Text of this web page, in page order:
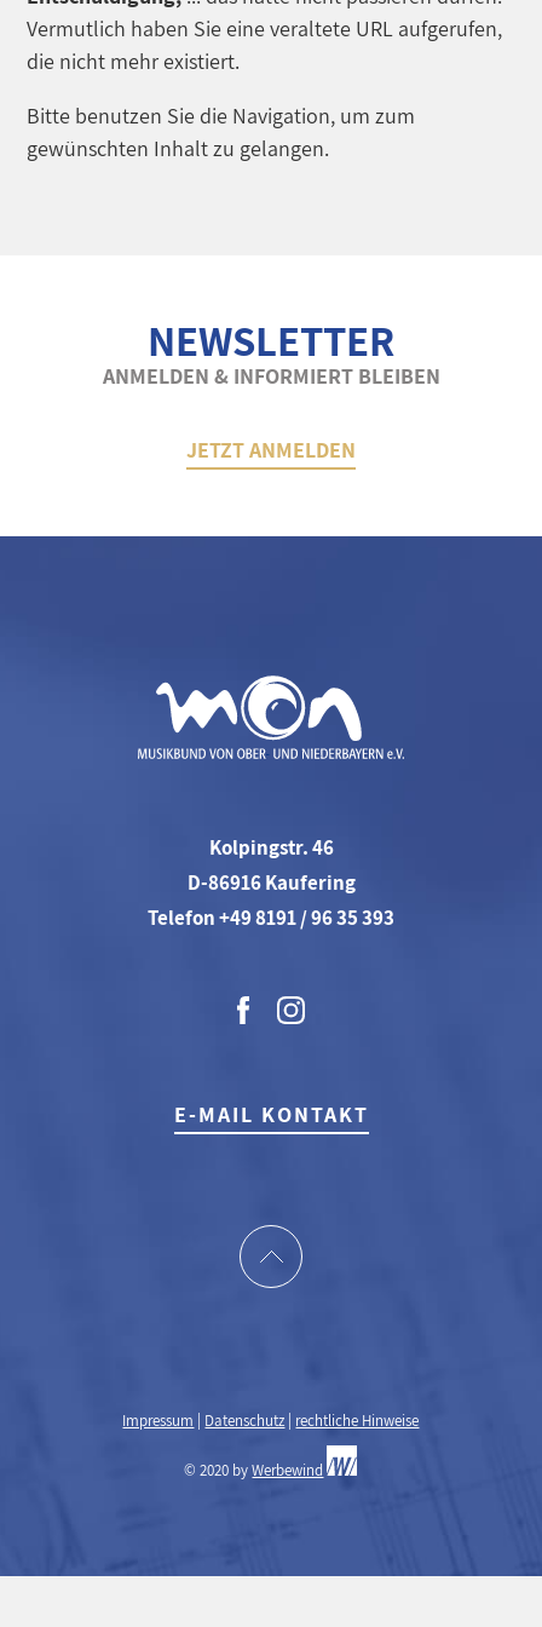
Vermutlich haben Sie eine veraltete URL aufgerufen,
die nicht mehr existiert.
Bitte benutzen Sie die Navigation, um zum
gewünschten Inhalt zu gelangen.
NEWSLETTER
ANMELDEN & INFORMIERT BLEIBEN
JETZT ANMELDEN
Kolpingstr. 46
D-86916 Kaufering
Telefon +49 8191 / 96 35 393
E-MAIL KONTAKT
Impressum Datenschutz rechtliche Hinweise
© 2020 byWerbewind